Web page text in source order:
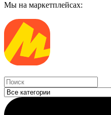
Мы на маркетплейсах:
Search
...